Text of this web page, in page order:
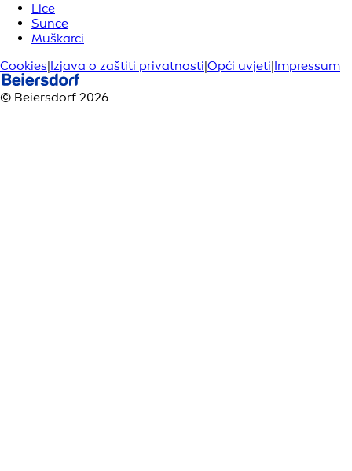
Lice
Sunce
Muškarci
Cookies Izjava o zaštiti privatnosti Opći uvjeti Impressum
© Beiersdorf 2026